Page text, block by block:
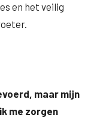
en het veilig
maar mijn
me zorgen